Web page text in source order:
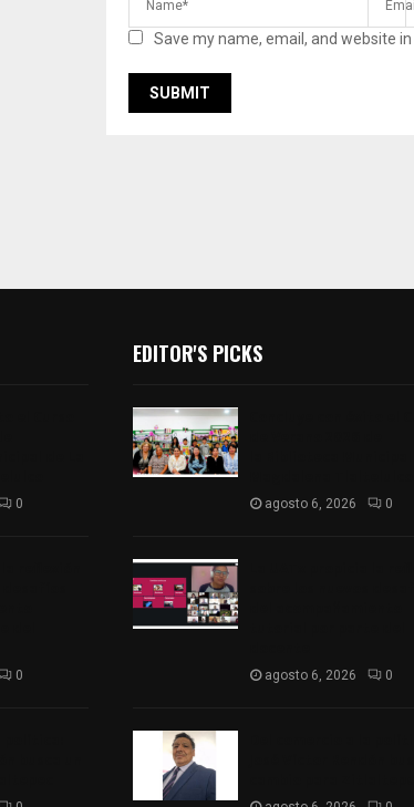
Save my name, email, and website
0
0
EDITOR'S PICKS
agosto 6, 2026 0
agosto 6, 2026 0